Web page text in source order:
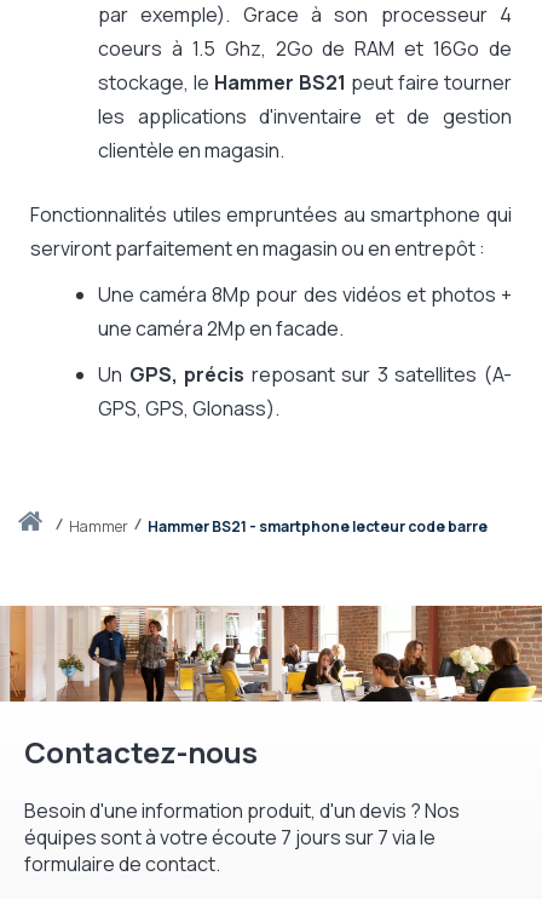
Accueilhammer Hammer BS21 - smartphone lecteur code barre
par exemple). Grace à son processeur 4
coeurs à 1.5 Ghz, 2Go de RAM et 16Go de
stockage, le Hammer BS21 peut faire tourner
les applications d'inventaire et de gestion
clientèle en magasin.
Fonctionnalités utiles empruntées au smartphone qui
serviront parfaitement en magasin ou en entrepôt :
Une caméra 8Mp pour des vidéos et photos +
une caméra 2Mp en facade.
Un GPS, précis reposant sur 3 satellites (A-
GPS, GPS, Glonass).
Contactez-nous
Besoin d'une information produit, d'un devis ? Nos
équipes sont à votre écoute 7 jours sur 7 via le
formulaire de contact.